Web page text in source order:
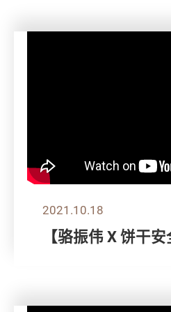
2021.10.18
【骆振伟 X 饼干